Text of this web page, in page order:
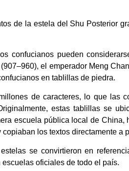
de la estela del Shu Posterior
confucianos pueden
el emperador Meng
en tablillas de piedra.
de caracteres, lo que las
estas tablillas se
escuela pública local de
los textos directamente a
se convirtieron en
oficiales de todo el país.